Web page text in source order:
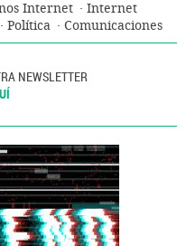
Internet
Internet
Política Comunicaciones
NEWSLETTER